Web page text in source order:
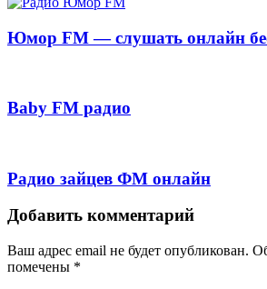
Юмор FM — слушать онлайн
Baby FM радио
Радио зайцев ФМ онлайн
Добавить комментарий
Ваш адрес email не будет опубликован.
помечены *